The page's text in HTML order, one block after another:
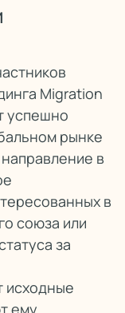
Migration
успешно
рынке
в
в
союза или
за
исходные
ему